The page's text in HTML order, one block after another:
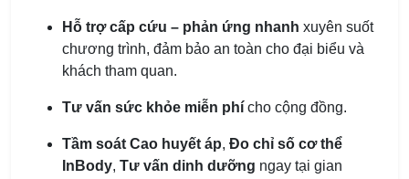
Hỗ trợ cấp cứu – phản ứng nhanh xuyên suốt
chương trình, đảm bảo an toàn cho đại biểu và
khách tham quan.
Tư vấn sức khỏe miễn phí cho cộng đồng.
Tầm soát Cao huyết áp, Đo chỉ số cơ thể
InBody, Tư vấn dinh dưỡng ngay tại gian